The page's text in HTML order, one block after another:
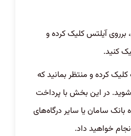
برروی آیلتس کلیک کرده و
کنید.
کرده و منتظر بمانید که
شوید. در این بخش با پرداخت
بانک سامان یا سایر درگاه‌های
خواهید داد.